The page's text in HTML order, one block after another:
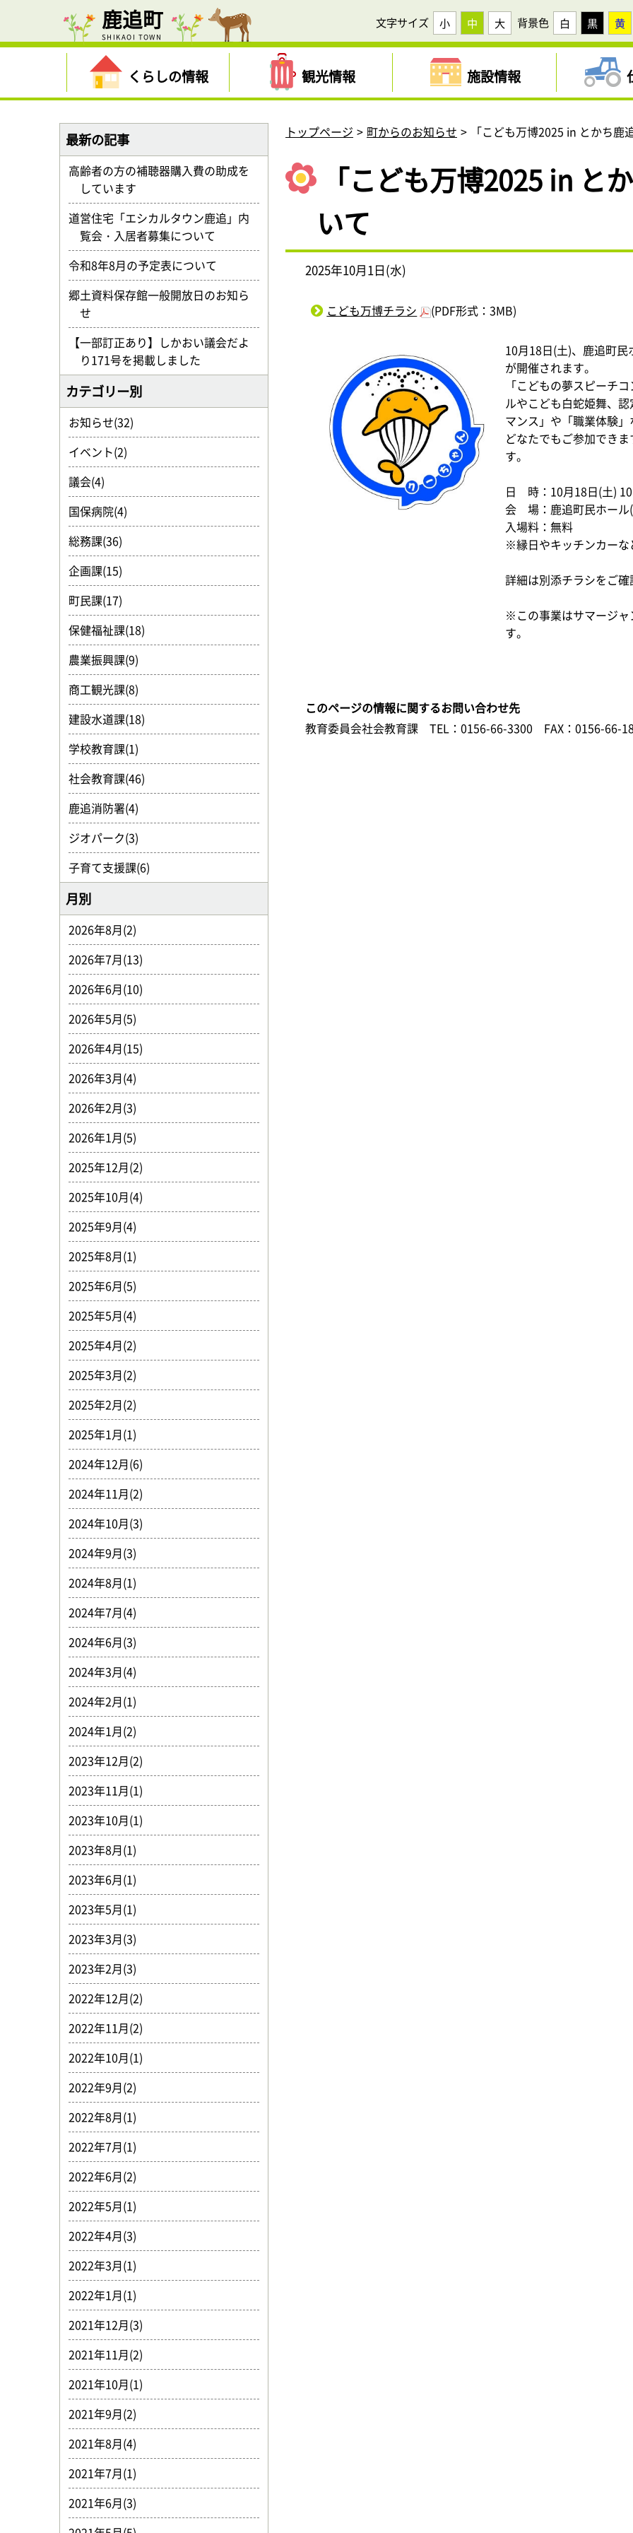
鹿追町
SHIKAOI TOWN
文字サイズ 小 中 大 背景色 白 黒 黄
くらしの情報 観光情報 施設情報
トップページ 町からのお知らせ 「こども万博2025 in とかち鹿
「こども万博2025 in と
いて
2025年10月1日(水)
こども万博チラシ (PDF形式：3MB)
10月18日(土)、鹿追町
が開催されます。
「こどもの夢スピーチ
ルやこども白蛇姫舞、
マンス」や「職業体験
どなたでもご参加でき
す。
日 時：10月18日(土)
会 場：鹿追町民ホール
入場料：無料
※縁日やキッチンカー
詳細は別添チラシをご
※この事業はサマージャ
す。
このページの情報に関するお問い合わせ先
教育委員会社会教育課
TEL：0156-66-3300 FAX：0156-66-
最新の記事
高齢者の方の補聴器購入費の助成を
しています
道営住宅「エシカルタウン鹿追」内
覧会・入居者募集について
令和8年8月の予定表について
郷土資料保存館一般開放日のお知ら
せ
【一部訂正あり】しかおい議会だよ
り171号を掲載しました
カテゴリー別
お知らせ(32)
イベント(2)
議会(4)
国保病院(4)
総務課(36)
企画課(15)
町民課(17)
保健福祉課(18)
農業振興課(9)
商工観光課(8)
建設水道課(18)
学校教育課(1)
社会教育課(46)
鹿追消防署(4)
ジオパーク(3)
子育て支援課(6)
月別
2026年8月(2)
2026年7月(13)
2026年6月(10)
2026年5月(5)
2026年4月(15)
2026年3月(4)
2026年2月(3)
2026年1月(5)
2025年12月(2)
2025年10月(4)
2025年9月(4)
2025年8月(1)
2025年6月(5)
2025年5月(4)
2025年4月(2)
2025年3月(2)
2025年2月(2)
2025年1月(1)
2024年12月(6)
2024年11月(2)
2024年10月(3)
2024年9月(3)
2024年8月(1)
2024年7月(4)
2024年6月(3)
2024年3月(4)
2024年2月(1)
2024年1月(2)
2023年12月(2)
2023年11月(1)
2023年10月(1)
2023年8月(1)
2023年6月(1)
2023年5月(1)
2023年3月(3)
2023年2月(3)
2022年12月(2)
2022年11月(2)
2022年10月(1)
2022年9月(2)
2022年8月(1)
2022年7月(1)
2022年6月(2)
2022年5月(1)
2022年4月(3)
2022年3月(1)
2022年1月(1)
2021年12月(3)
2021年11月(2)
2021年10月(1)
2021年9月(2)
2021年8月(4)
2021年7月(1)
2021年6月(3)